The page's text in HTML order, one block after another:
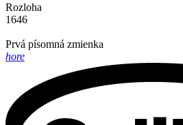
Rozloha
1646
Prvá písomná zmienka
hore